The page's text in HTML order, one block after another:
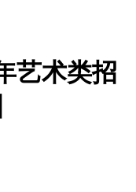
艺术类招